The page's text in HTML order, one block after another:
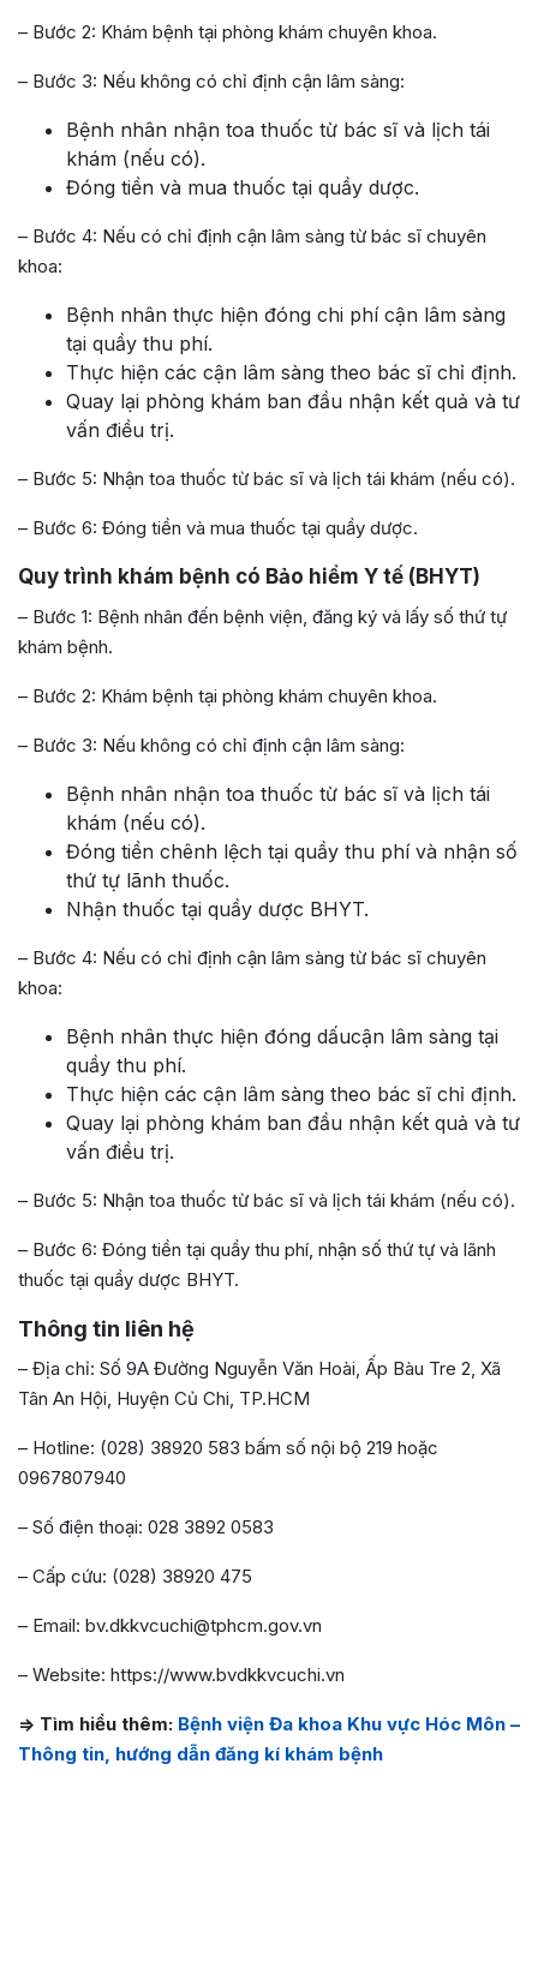
– Bước 2: Khám bệnh tại phòng khám chuyên khoa.
– Bước 3: Nếu không có chỉ định cận lâm sàng:
Bệnh nhân nhận toa thuốc từ bác sĩ và lịch tái
khám (nếu có).
Đóng tiền và mua thuốc tại quầy dược.
– Bước 4: Nếu có chỉ định cận lâm sàng từ bác sĩ chuyên
khoa:
Bệnh nhân thực hiện đóng chi phí cận lâm sàng
tại quầy thu phí.
Thực hiện các cận lâm sàng theo bác sĩ chỉ định.
Quay lại phòng khám ban đầu nhận kết quả và tư
vấn điều trị.
– Bước 5: Nhận toa thuốc từ bác sĩ và lịch tái khám (nếu có).
– Bước 6: Đóng tiền và mua thuốc tại quầy dược.
Quy trình khám bệnh có Bảo hiểm Y tế (BHYT)
– Bước 1: Bệnh nhân đến bệnh viện, đăng ký và lấy số thứ tự
khám bệnh.
– Bước 2: Khám bệnh tại phòng khám chuyên khoa.
– Bước 3: Nếu không có chỉ định cận lâm sàng:
Bệnh nhân nhận toa thuốc từ bác sĩ và lịch tái
khám (nếu có).
Đóng tiền chênh lệch tại quầy thu phí và nhận số
thứ tự lãnh thuốc.
Nhận thuốc tại quầy dược BHYT.
– Bước 4: Nếu có chỉ định cận lâm sàng từ bác sĩ chuyên
khoa:
Bệnh nhân thực hiện đóng dấucận lâm sàng tại
quầy thu phí.
Thực hiện các cận lâm sàng theo bác sĩ chỉ định.
Quay lại phòng khám ban đầu nhận kết quả và tư
vấn điều trị.
– Bước 5: Nhận toa thuốc từ bác sĩ và lịch tái khám (nếu có).
– Bước 6: Đóng tiền tại quầy thu phí, nhận số thứ tự và lãnh
thuốc tại quầy dược BHYT.
Thông tin liên hệ
– Địa chỉ: Số 9A Đường Nguyễn Văn Hoài, Ấp Bàu Tre 2, Xã
Tân An Hội, Huyện Củ Chi, TP.HCM
– Hotline: (028) 38920 583 bấm số nội bộ 219 hoặc
0967807940
– Số điện thoại: 028 3892 0583
– Cấp cứu: (028) 38920 475
– Email: bv.dkkvcuchi@tphcm.gov.vn
– Website: https://www.bvdkkvcuchi.vn
=> Tìm hiểu thêm: Bệnh viện Đa khoa Khu vực Hóc Môn –
Thông tin, hướng dẫn đăng kí khám bệnh